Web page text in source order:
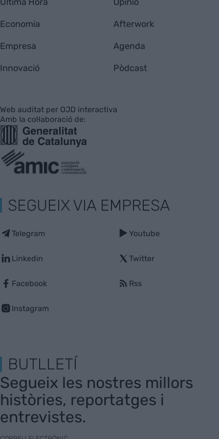
Economia
Empresa
Innovació
Afterwork
Agenda
Pòdcast
Web auditat per OJD interactiva
Amb la col·laboració de:
SEGUEIX VIA EMPRESA
Telegram
Linkedin
Facebook
Instagram
Youtube
Twitter
Rss
BUTLLETÍ
Segueix les nostres millors
històries, reportatges i
entrevistes.